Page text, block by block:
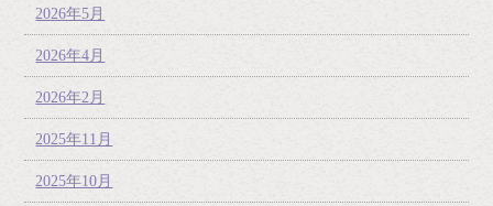
2026年5月
2026年4月
2026年2月
2025年11月
2025年10月